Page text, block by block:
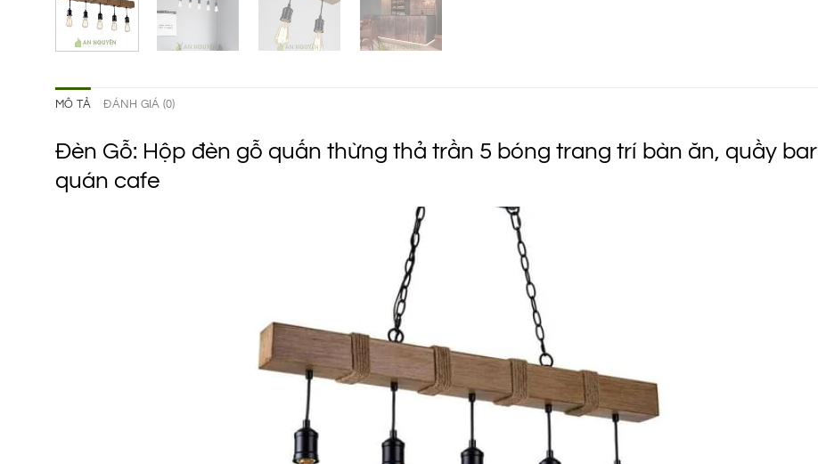
MÔ TẢ ĐÁNH GIÁ (0)
Đèn Gỗ: Hộp đèn gỗ quấn thừng thả trần 5 bóng trang trí bàn ăn, quầy bar
quán cafe